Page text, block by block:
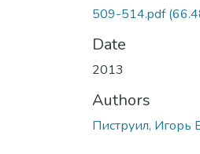
509-514.pdf
Date
2013
Authors
Пиструил, Игорь